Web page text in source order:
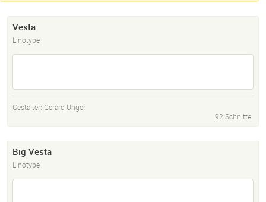
Vesta
Linotype
Gestalter: Gerard Unger
92 Schnitte
Big Vesta
Linotype